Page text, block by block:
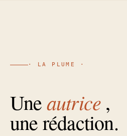
· LA PLUME ·
Uneautrice ,
une rédaction.